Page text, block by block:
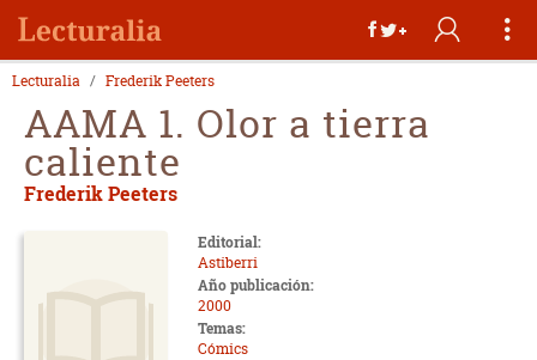
Lecturalia Frederik Peeters
AAMA 1. Olor a tierra
caliente
Frederik Peeters
Editorial:
Astiberri
Año publicación:
2000
Temas:
Cómics